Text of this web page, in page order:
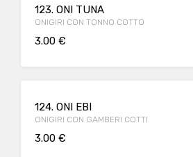
123. ONI TUNA
ONIGIRI CON TONNO COTTO
3.00 €
124. ONI EBI
ONIGIRI CON GAMBERI COTTI
3.00 €